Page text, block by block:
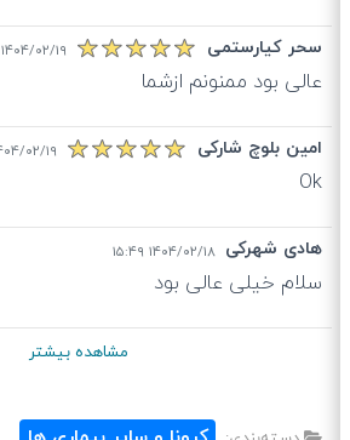
سحر کیارستمی ۱۴۰۴/۰۲/۱۹ ۱۴:۰۲
عالی بود ممنونم ازشما
امین بلوچ شارکی ۱۴۰۴/۰۲/۱۹ ۰۹:۲۸
Ok
هادی شهرکی ۱۴۰۴/۰۲/۱۸ ۱۵:۴۹
سلام خیلی عالی بود
مشاهده بیشتر